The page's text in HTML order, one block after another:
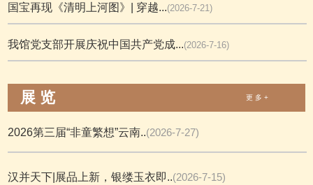
国宝再现《清明上河图》| 穿越...(2026-7-21)
我馆党支部开展庆祝中国共产党成...(2026-7-16)
展 览 更 多 +
2026第三届“非童繁想”云南..(2026-7-27)
汉并天下|展品上新，银缕玉衣即..(2026-7-15)